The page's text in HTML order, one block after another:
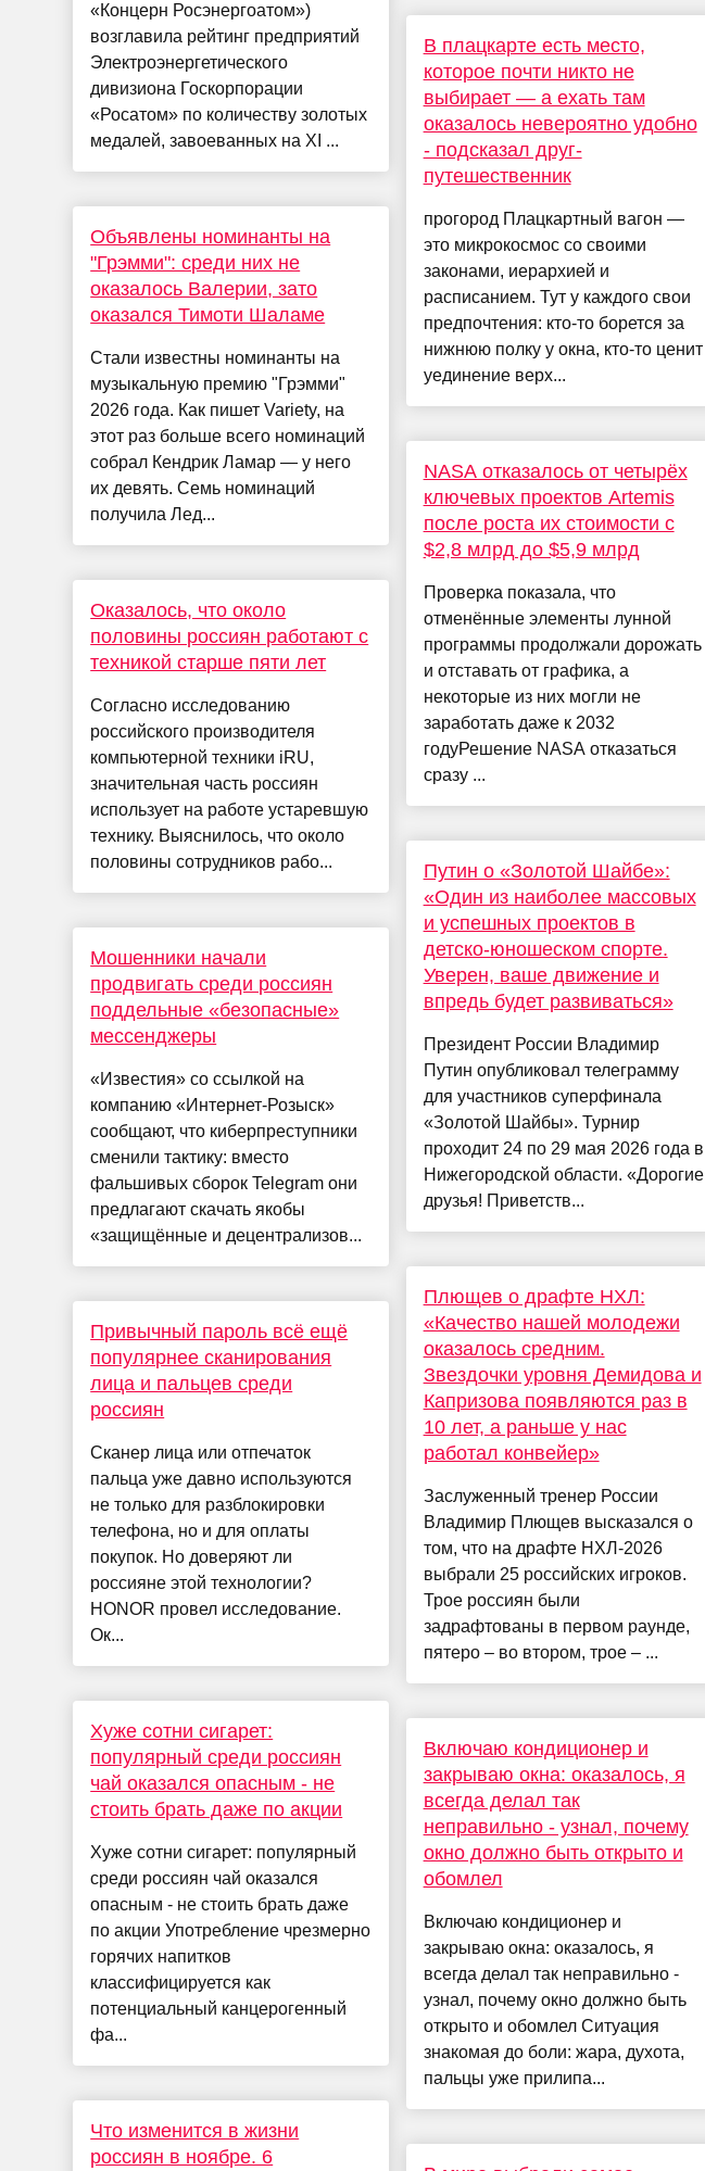
«Концерн Росэнергоатом»)
возглавила рейтинг предприятий
Электроэнергетического
дивизиона Госкорпорации
«Росатом» по количеству золотых
медалей, завоеванных на XI ...
Объявлены номинанты на
"Грэмми": среди них не
оказалось Валерии, зато
оказался Тимоти Шаламе
Стали известны номинанты на
музыкальную премию "Грэмми"
2026 года. Как пишет Variety, на
этот раз больше всего номинаций
собрал Кендрик Ламар — у него
их девять. Семь номинаций
получила Лед...
Оказалось, что около
половины россиян работают с
техникой старше пяти лет
Согласно исследованию
российского производителя
компьютерной техники iRU,
значительная часть россиян
использует на работе устаревшую
технику. Выяснилось, что около
половины сотрудников рабо...
Мошенники начали
продвигать среди россиян
поддельные «безопасные»
мессенджеры
«Известия» со ссылкой на
компанию «Интернет-Розыск»
сообщают, что киберпреступники
сменили тактику: вместо
фальшивых сборок Telegram они
предлагают скачать якобы
«защищённые и децентрализов...
Привычный пароль всё ещё
популярнее сканирования
лица и пальцев среди
россиян
Сканер лица или отпечаток
пальца уже давно используются
не только для разблокировки
телефона, но и для оплаты
покупок. Но доверяют ли
россияне этой технологии?
HONOR провел исследование.
Ок...
Хуже сотни сигарет:
популярный среди россиян
чай оказался опасным - не
стоить брать даже по акции
Хуже сотни сигарет: популярный
среди россиян чай оказался
опасным - не стоить брать даже
по акции Употребление чрезмерно
горячих напитков
классифицируется как
потенциальный канцерогенный
фа...
Что изменится в жизни
россиян в ноябре. 6
В плацкарте есть место,
которое почти никто не
выбирает — а ехать там
оказалось невероятно удобно
- подсказал друг-
путешественник
прогород Плацкартный вагон —
это микрокосмос со своими
законами, иерархией и
расписанием. Тут у каждого свои
предпочтения: кто-то борется за
нижнюю полку у окна, кто-то ценит
уединение верх...
NASA отказалось от четырёх
ключевых проектов Artemis
после роста их стоимости с
$2,8 млрд до $5,9 млрд
Проверка показала, что
отменённые элементы лунной
программы продолжали дорожать
и отставать от графика, а
некоторые из них могли не
заработать даже к 2032
годуРешение NASA отказаться
сразу ...
Путин о «Золотой Шайбе»:
«Один из наиболее массовых
и успешных проектов в
детско-юношеском спорте.
Уверен, ваше движение и
впредь будет развиваться»
Президент России Владимир
Путин опубликовал телеграмму
для участников суперфинала
«Золотой Шайбы». Турнир
проходит 24 по 29 мая 2026 года в
Нижегородской области. «Дорогие
друзья! Приветств...
Плющев о драфте НХЛ:
«Качество нашей молодежи
оказалось средним.
Звездочки уровня Демидова и
Капризова появляются раз в
10 лет, а раньше у нас
работал конвейер»
Заслуженный тренер России
Владимир Плющев высказался о
том, что на драфте НХЛ-2026
выбрали 25 российских игроков.
Трое россиян были
задрафтованы в первом раунде,
пятеро – во втором, трое – ...
Включаю кондиционер и
закрываю окна: оказалось, я
всегда делал так
неправильно - узнал, почему
окно должно быть открыто и
обомлел
Включаю кондиционер и
закрываю окна: оказалось, я
всегда делал так неправильно -
узнал, почему окно должно быть
открыто и обомлел Ситуация
знакомая до боли: жара, духота,
пальцы уже прилипа...